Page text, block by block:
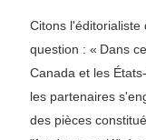
Citons l'éditorialiste
question : « Dans
Canada et les
les partenaires
des pièces